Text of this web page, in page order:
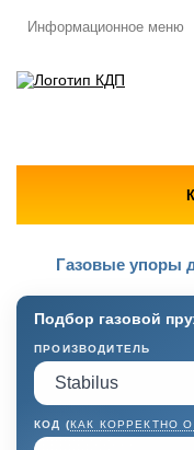
Информационное меню
Газовые упоры
Подбор газовой
ПРОИЗВОДИТЕЛЬ
КОД (КАК КОРРЕКТНО